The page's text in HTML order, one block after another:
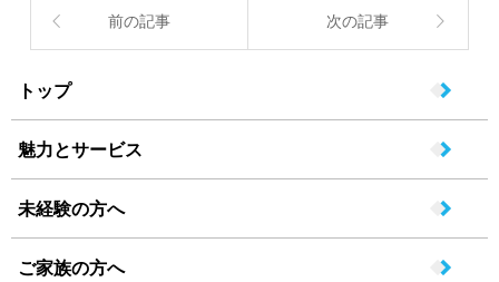
前の記事 次の記事
トップ
魅力とサービス
未経験の方へ
ご家族の方へ